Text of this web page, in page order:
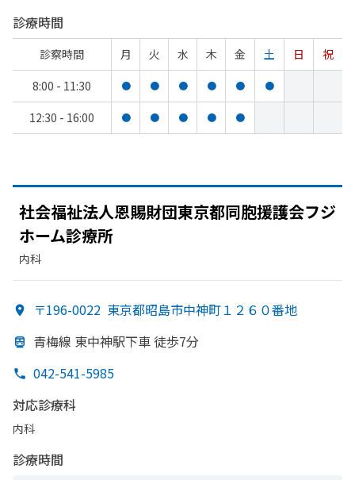
診療時間
診察時間 月 火 水 木 金 土 日
祝
8:00 - 11:30
● ● ● ● ● ●
12:30 - 16:00 ● ● ● ● ●
社会福祉法人恩賜財団東京都同胞援護会フジ
ホーム診療所
内科
〒196-0022 東京都昭島市中神町１２６０番地
青梅線 東中神駅下車 徒歩7分
042-541-5985
対応診療科
内科
診療時間